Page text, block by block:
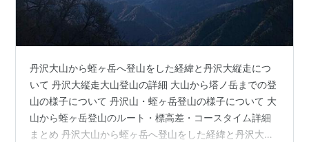
丹沢大山から蛭ヶ岳へ登山をした経緯と丹沢大縦走につ
いて 丹沢大縦走大山登山の詳細 大山から塔ノ岳までの登
山の様子について 丹沢山・蛭ヶ岳登山の様子について 大
山から蛭ヶ岳登山のルート・標高差・コースタイム詳細
まとめ 丹沢大山から蛭ヶ岳へ登山をした経緯と丹沢大縦